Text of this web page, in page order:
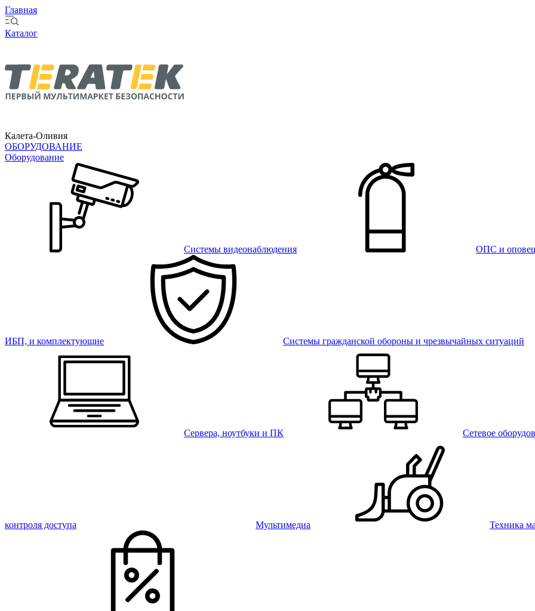
Главная
Каталог
Калета-Оливия
ОБОРУДОВАНИЕ
Оборудование
Системы видеонаблюдения ОПС и
ИБП, и комплектующие Системы гражданской обороны и чрезвычайных ситуаций
Сервера, ноутбуки и ПК Сетевое
контроля доступа Мультимедиа Техника